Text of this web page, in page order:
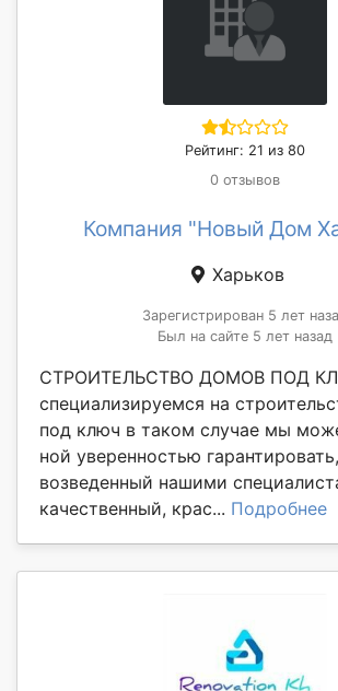
Рейтинг: 21 из 80
0 отзывов
Компания "Новый Дом
Харьков
Зарегистрирован 5 лет
Был на сайте 5 лет назад
СТРОИТЕЛЬСТВО ДОМОВ ПОД
специализируемся на
под ключ в таком случае мы
ной уверенностью
возведенный нашими
качественный, крас... Подробнее